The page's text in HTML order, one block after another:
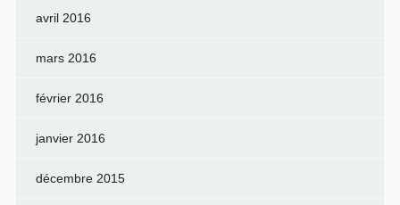
avril 2016
mars 2016
février 2016
janvier 2016
décembre 2015